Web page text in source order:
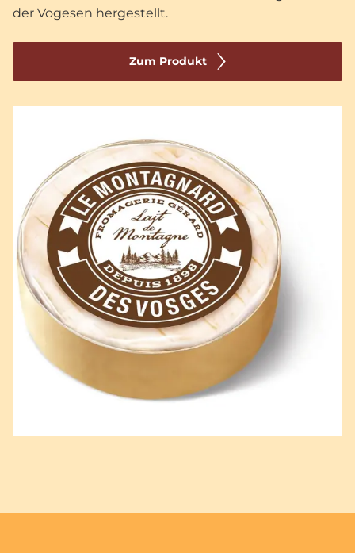
der Vogesen hergestellt.
Zum Produkt